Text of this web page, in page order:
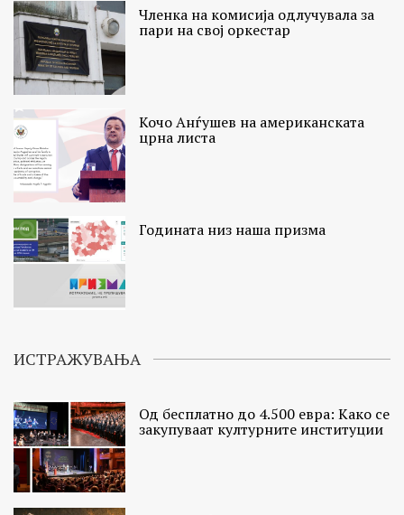
Членка на комисија одлучувала за
пари на свој оркестар
Кочо Анѓушев на американската
црна листа
Годината низ наша призма
ИСТРАЖУВАЊА
Од бесплатно до 4.500 евра: Како се
закупуваат културните институции